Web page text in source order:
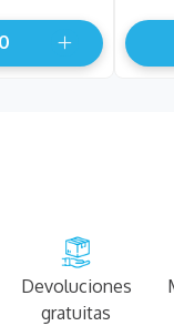
Devoluciones
gratuitas